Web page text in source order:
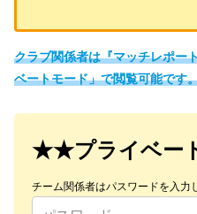
クラブ関係者は『マッチレポー
ベートモード」で閲覧可能です
★★プライベー
チーム関係者はパスワードを入力